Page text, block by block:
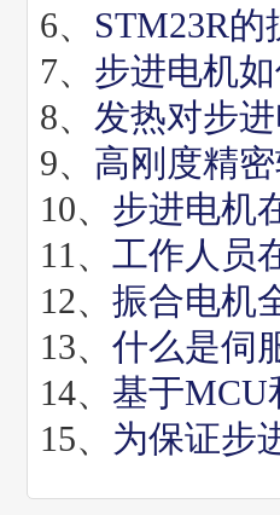
6、 STM23R
7、 步进电机
8、 发热对步
9、 高刚度精
10、 步进电机
11、 工作人员
12、 振合电机
13、 什么是伺
14、 基于MCU
15、 为保证步